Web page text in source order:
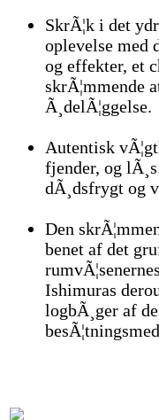
SkrÃ¦k i det
oplevelse med
og effekter, et
skrÃ¦mmende
Ã¸delÃ¦ggelse.
Autentisk
fjender, og
dÃ¸dsfrygt og
Den
benet af det
Ishimuras
logbÃ¸ger af